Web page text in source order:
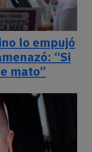
lo empujó
“Si
mato”